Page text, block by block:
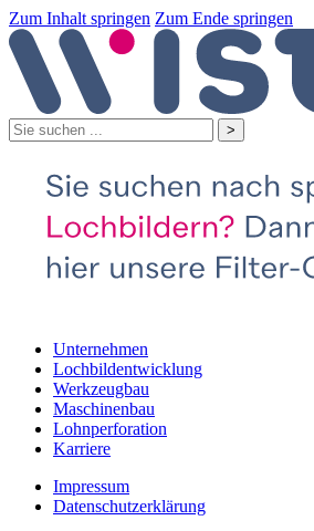
Zum Inhalt springen Zum Ende springen
Unternehmen
Lochbildentwicklung
Werkzeugbau
Maschinenbau
Lohnperforation
Karriere
Impressum
Datenschutzerklärung